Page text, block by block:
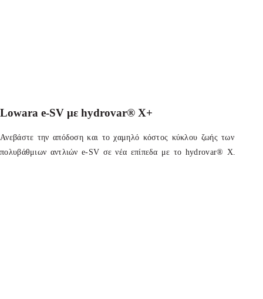
Lowara e-SV με hydrovar® X+
Ανεβάστε την απόδοση και το χαμηλό κόστος κύκλου ζωής των
πολυβάθμιων αντλιών e-SV σε νέα επίπεδα με το hydrovar® X.